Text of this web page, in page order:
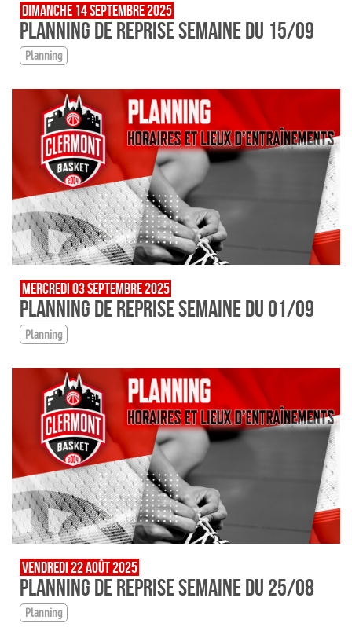
DIMANCHE 14 SEPTEMBRE 2025
PLANNING DE REPRISE SEMAINE DU 15/09
Planning
MERCREDI 03 SEPTEMBRE 2025
PLANNING DE REPRISE SEMAINE DU 01/09
Planning
VENDREDI 22 AOÛT 2025
PLANNING DE REPRISE SEMAINE DU 25/08
Planning